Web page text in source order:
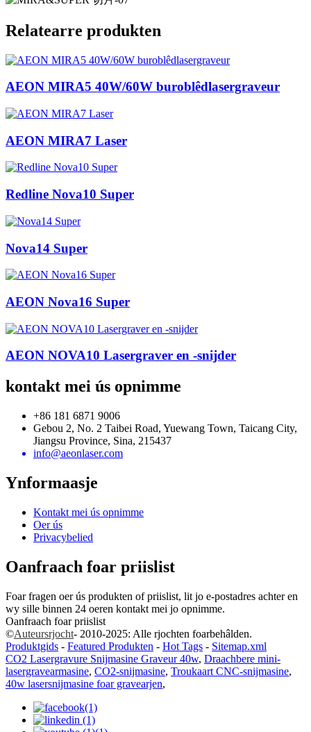
Relatearre produkten
AEON MIRA5 40W/60W buroblêdlasergraveur
AEON MIRA7 Laser
Redline Nova10 Super
Nova14 Super
AEON Nova16 Super
AEON NOVA10 Lasergraver en -snijder
kontakt mei ús opnimme
+86 181 6871 9006
Gebou 2, No. 2 Taibei Road, Yuewang Town, Taicang City,
Jiangsu Province, Sina, 215437
info@aeonlaser.com
Ynformaasje
Kontakt mei ús opnimme
Oer ús
Privacybelied
Oanfraach foar priislist
Foar fragen oer ús produkten of priislist, lit jo e-postadres achter en
wy sille binnen 24 oeren kontakt mei jo opnimme.
Oanfraach foar priislist
©Auteursrjocht- 2010-2025: Alle rjochten foarbehâlden.
Produktgids - Featured Produkten - Hot Tags - Sitemap.xml
CO2 Lasergravure Snijmasine Graveur 40w, Draachbere mini-
lasergravearmasine, CO2-snijmasine, Troukaart CNC-snijmasine,
40w lasersnijmasine foar gravearjen,